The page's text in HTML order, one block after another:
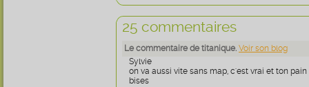
25 commentaires
Le commentaire de titanique. Voir son blog
Sylvie
on va aussi vite sans map, c'est vrai et ton
bises